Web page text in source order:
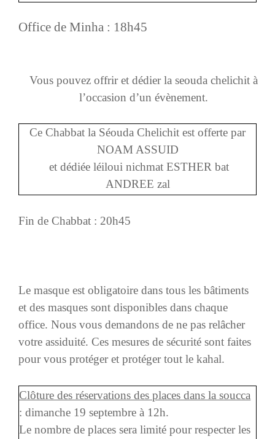
Office de Minha : 18h45
Vous pouvez offrir et dédier la seouda chelichit à
l’occasion d’un évènement.
Ce Chabbat la Séouda Chelichit est offerte par
NOAM ASSUID
et dédiée léiloui nichmat ESTHER bat
ANDREE zal
Fin de Chabbat : 20h45
Le masque est obligatoire dans tous les bâtiments
et des masques sont disponibles dans chaque
office. Nous vous demandons de ne pas relâcher
votre assiduité. Ces mesures de sécurité sont faites
pour vous protéger et protéger tout le kahal.
Clôture des réservations des places dans la soucca
: dimanche 19 septembre à 12h.
Le nombre de places sera limité pour respecter les